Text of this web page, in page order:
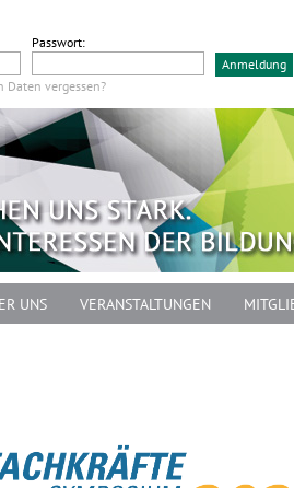
Passwort:
Daten vergessen?
UNS VERANSTALTUNGEN